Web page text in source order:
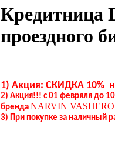
Кредитница
проездного
1) Акция: СКИДКА 10%
2) Акция!!! с 01 февряля до
бренда NARVIN
3) При покупке за наличный